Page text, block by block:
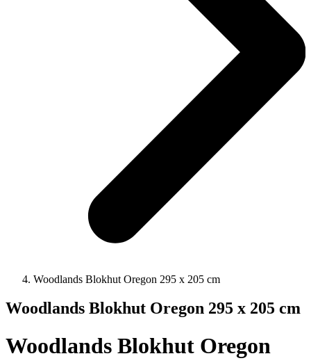
Woodlands Blokhut Oregon 295 x 205 cm
Woodlands Blokhut Oregon 295 x 205 cm
Woodlands Blokhut Oregon